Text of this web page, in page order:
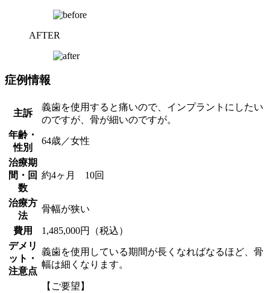
AFTER
症例情報
主訴
義歯を使用すると痛いので、インプラントにしたい
のですが、骨が細いのですが。
年齢・
性別
64歳／女性
治療期
間・回
数
約4ヶ月 10回
治療方
法
骨幅が狭い
費用
1,485,000円（税込）
デメリ
ット・
注意点
義歯を使用している期間が長くなればなるほど、骨
幅は細くなります。
【ご要望】